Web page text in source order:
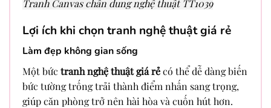
Tranh Canvas chân dung nghệ thuật TT1039
Lợi ích khi chọn tranh nghệ thuật giá rẻ
Làm đẹp không gian sống
Một bức tranh nghệ thuật giá rẻcó thể dễ dàng biến
bức tường trống trải thành điểm nhấn sang trọng,
giúp căn phòng trở nên hài hòa và cuốn hút hơn.